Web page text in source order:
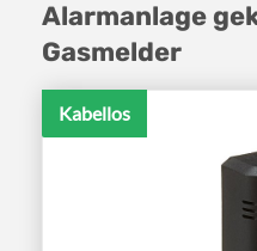
Alarmanlage
Gasmelder
Kabellos